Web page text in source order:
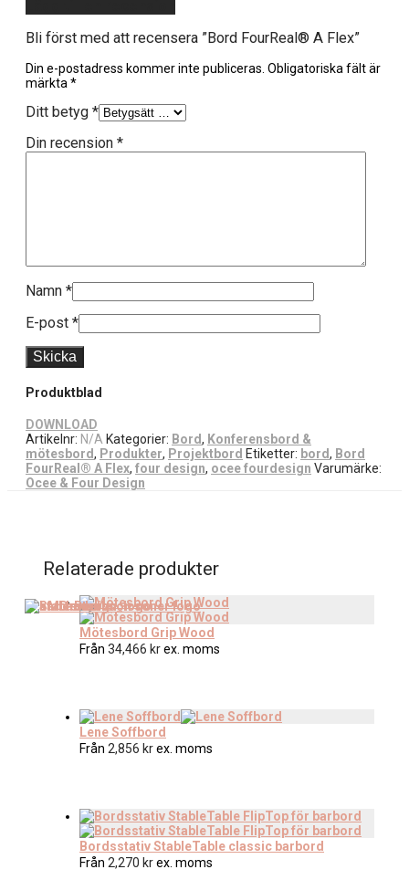
Bli först med att recensera ”Bord FourReal® A Flex”
Din e-postadress kommer inte publiceras. Obligatoriska fält är
märkta*
Ditt betyg *
Din recension *
Namn *
E-post *
Produktblad
DOWNLOAD
Artikelnr: N/A Kategorier: Bord, Konferensbord &
mötesbord, Produkter, Projektbord Etiketter: bord, Bord
FourReal® A Flex, four design, ocee fourdesign Varumärke:
Ocee & Four Design
Relaterade produkter
Mötesbord Grip Wood
Från 34,466 krex. moms
Lene Soffbord
Från 2,856 krex. moms
Bordsstativ StableTable classic barbord
Från 2,270 krex. moms